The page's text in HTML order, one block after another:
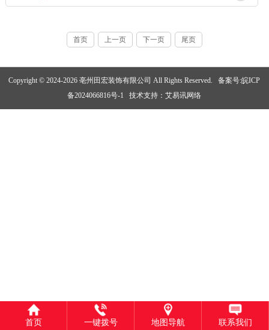
首页 上一页 下一页 尾页
Copyright © 2024-2026 亳州田宏装饰有限公司 All Rights Reserved.
备案号:皖ICP
备2024066816号-1
技术支持：艾易讯网络
首页 一键拨号 地图导航 联系我们